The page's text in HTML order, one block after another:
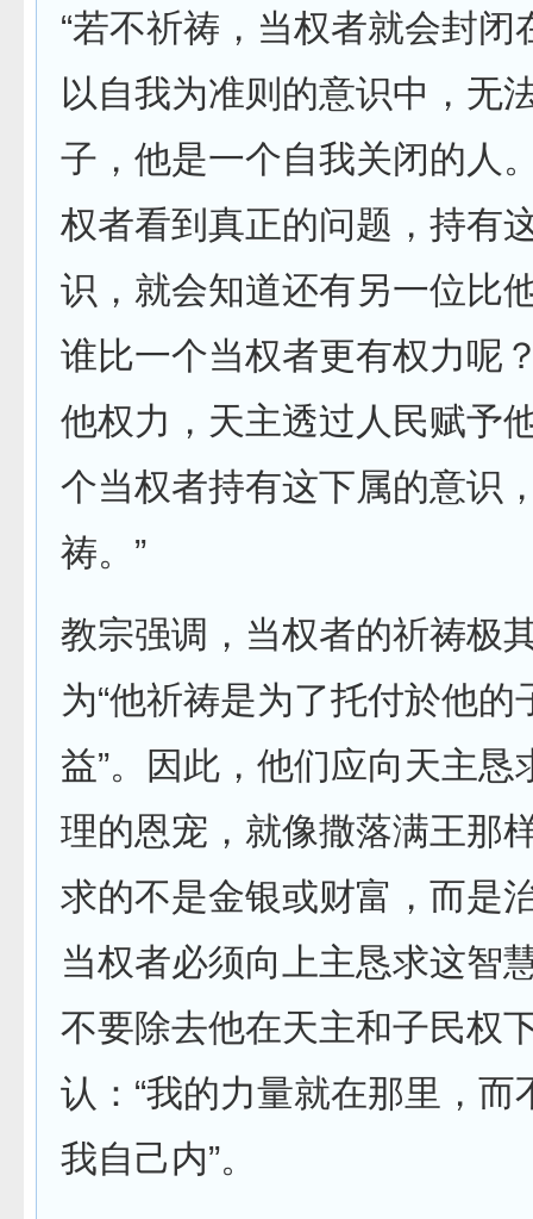
“若不祈祷，当权者就会封闭
以自我为准则的意识中，无
子，他是一个自我关闭的人
权者看到真正的问题，持有
识，就会知道还有另一位比
谁比一个当权者更有权力呢
他权力，天主透过人民赋予
个当权者持有这下属的意识
祷。”
教宗强调，当权者的祈祷极
为“他祈祷是为了托付於他的
益”。因此，他们应向天主恳
理的恩宠，就像撒落满王那
求的不是金银或财富，而是
当权者必须向上主恳求这智
不要除去他在天主和子民权
认：“我的力量就在那里，而
我自己内”。